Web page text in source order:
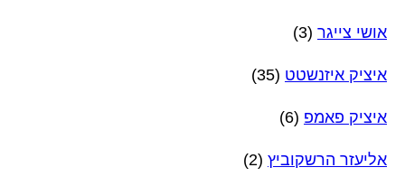
אושי צייגר (3)
איציק איזנשטט (35)
איציק פאמפ (6)
אליעזר הרשקוביץ (2)